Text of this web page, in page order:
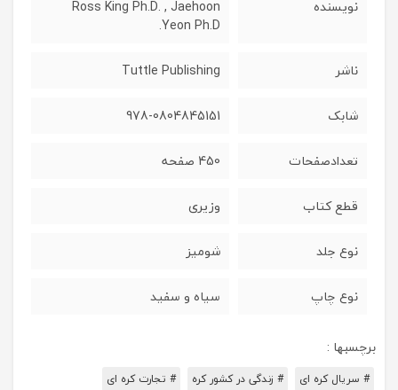
نویسنده
Ross King Ph.D. , Jaehoon
Yeon Ph.D.
ناشر Tuttle Publishing
شابک 978-0804845151
تعدادصفحات 450 صفحه
قطع کتاب وزیری
نوع جلد شومیز
نوع چاپ سیاه و سفید
برچسبها :
# سریال کره ای # زندگی در کشور کره
# تجارت کره ای